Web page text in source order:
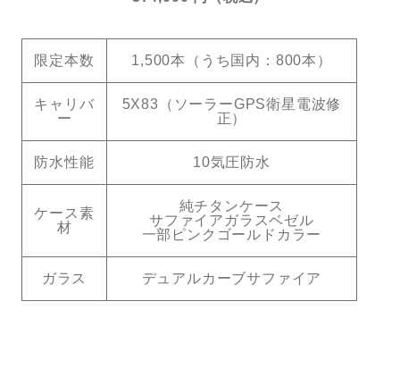
限定本数 1,500本（うち国内：800本）
キャリバ
ー
5X83（ソーラーGPS衛星電波修
正）
防水性能 10気圧防水
ケース素
材
純チタンケース
サファイアガラスベゼル
一部ピンクゴールドカラー
ガラス デュアルカーブサファイア